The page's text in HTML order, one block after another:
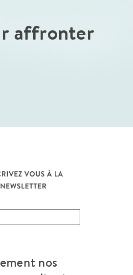
affronter
nos